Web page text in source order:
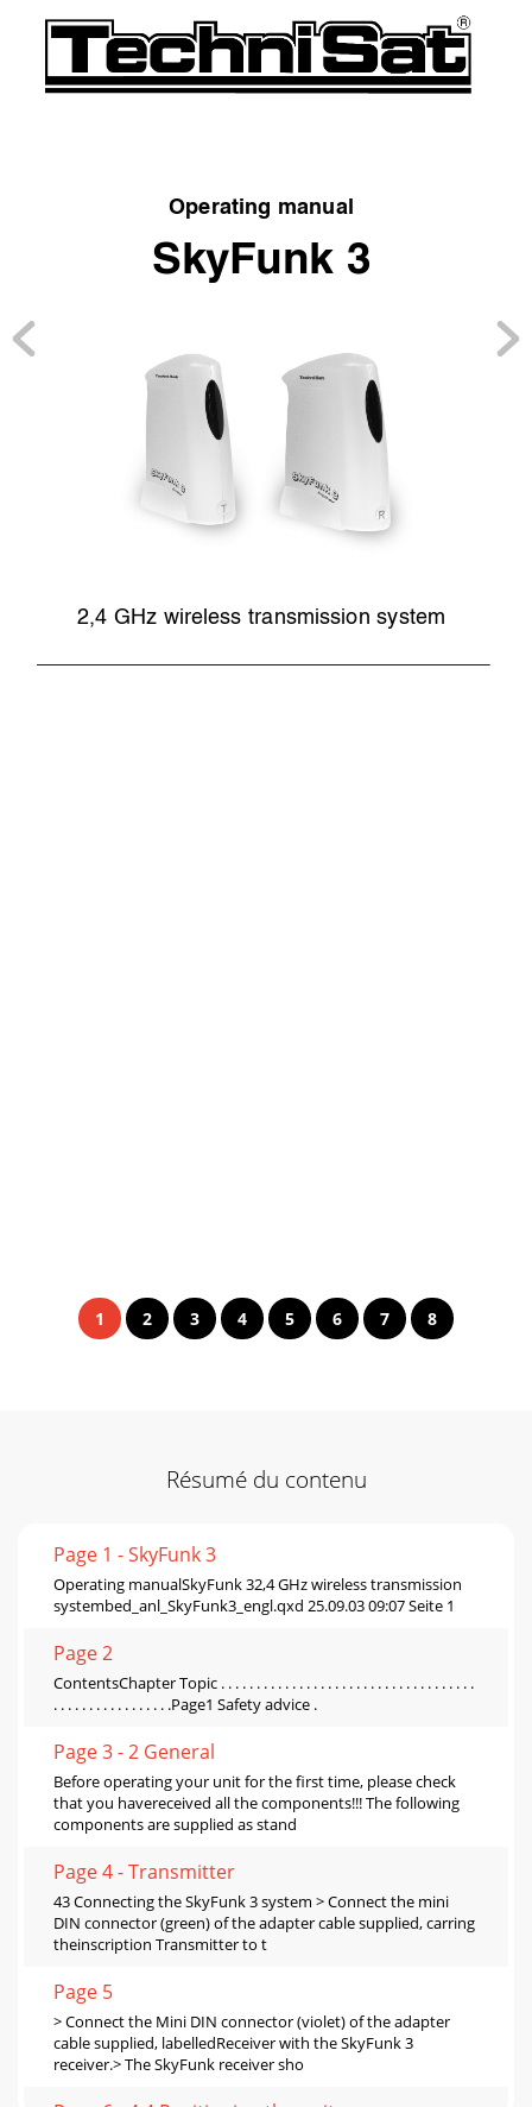
Operating manual
SkyFunk 3
2,4 GHz wireless transmission system
1 2 3 4 5 6 7 8
Résumé du contenu
Page 1 - SkyFunk 3
Operating manualSkyFunk 32,4 GHz wireless transmission
systembed_anl_SkyFunk3_engl.qxd 25.09.03 09:07 Seite 1
Page 2
ContentsChapter Topic . . . . . . . . . . . . . . . . . . . . . . . . . . . . . . . . . . . .
. . . . . . . . . . . . . . . . .Page1 Safety advice .
Page 3 - 2 General
Before operating your unit for the first time, please check
that you havereceived all the components!!! The following
components are supplied as stand
Page 4 - Transmitter
43 Connecting the SkyFunk 3 system > Connect the mini
DIN connector (green) of the adapter cable supplied, carring
theinscription Transmitter to t
Page 5
> Connect the Mini DIN connector (violet) of the adapter
cable supplied, labelledReceiver with the SkyFunk 3
receiver.> The SkyFunk receiver sho